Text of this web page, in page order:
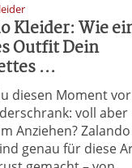
Kleider: Wie
Outfit Dein
...
diesen Moment vor
voll aber
Anziehen? Zalando
genau für diese